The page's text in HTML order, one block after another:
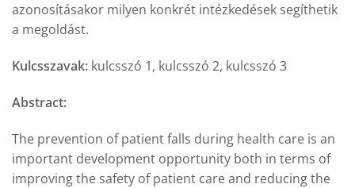
azonosításakor milyen konkrét intézkedések segíthetik
a megoldást.
Kulcsszavak: kulcsszó 1, kulcsszó 2, kulcsszó 3
Abstract:
The prevention of patient falls during health care is an
important development opportunity both in terms of
improving the safety of patient care and reducing the